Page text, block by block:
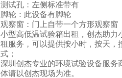
测试孔：左侧标准带有
脚轮：此设备有脚轮
观察窗：门上自带一个方形观察窗
小型高低温试验箱出租，创杰助力
租服务，可以提供按小时，按天
式；
深圳创杰专业的环境试验设备服
体请以创杰现场为准。